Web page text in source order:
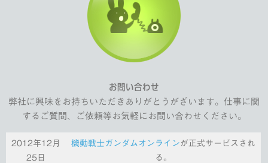
お問い合わせ
弊社に興味をお持ちいただきありがとうがざいます。仕事に関
するご質問、ご依頼等お気軽にお問い合わせください。
2012年12月
25日
機動戦士ガンダムオンライン が正式サービスされ
る。